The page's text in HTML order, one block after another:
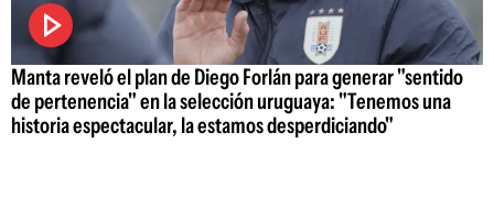
Manta reveló el plan de Diego Forlán para generar "sentido
de pertenencia" en la selección uruguaya: "Tenemos una
historia espectacular, la estamos desperdiciando"